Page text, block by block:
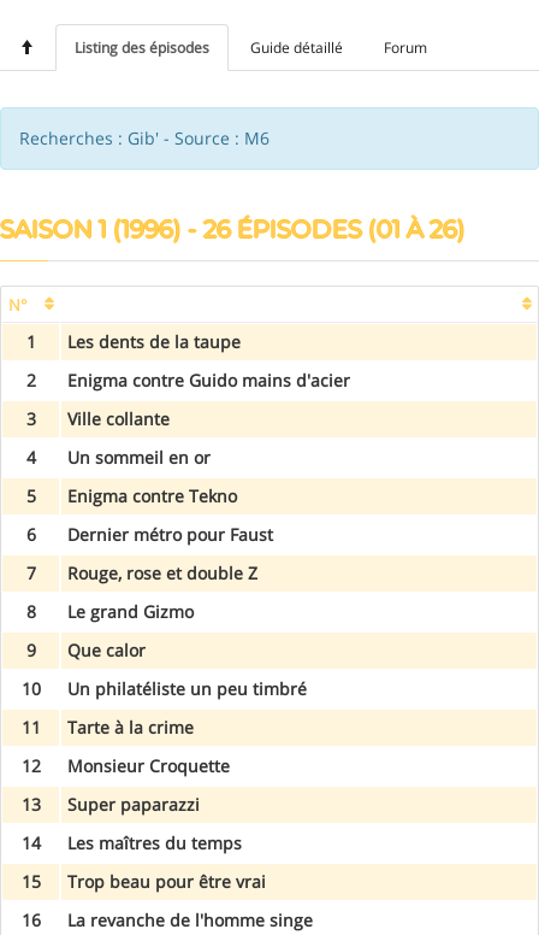
Listing des épisodes Guide détaillé Forum
Recherches : Gib' - Source : M6
SAISON 1 (1996) - 26 ÉPISODES (01 À 26)
N°
1
Les dents de la taupe
2
Enigma contre Guido mains d'acier
3
Ville collante
4
Un sommeil en or
5
Enigma contre Tekno
6
Dernier métro pour Faust
7
Rouge, rose et double Z
8
Le grand Gizmo
9
Que calor
10
Un philatéliste un peu timbré
11
Tarte à la crime
12
Monsieur Croquette
13
Super paparazzi
14
Les maîtres du temps
15
Trop beau pour être vrai
16
La revanche de l'homme singe